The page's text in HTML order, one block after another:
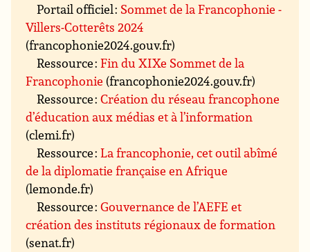
Portail officiel : Sommet de la Francophonie -
Villers-Cotterêts 2024
(francophonie2024.gouv.fr)
Ressource :Fin du XIXe Sommet de la
Francophonie (francophonie2024.gouv.fr)
Ressource :Création du réseau francophone
d’éducation aux médias et à l’information
(clemi.fr)
Ressource :La francophonie, cet outil abîmé
de la diplomatie française en Afrique
(lemonde.fr)
Ressource :Gouvernance de l’AEFE et
création des instituts régionaux de formation
(senat.fr)